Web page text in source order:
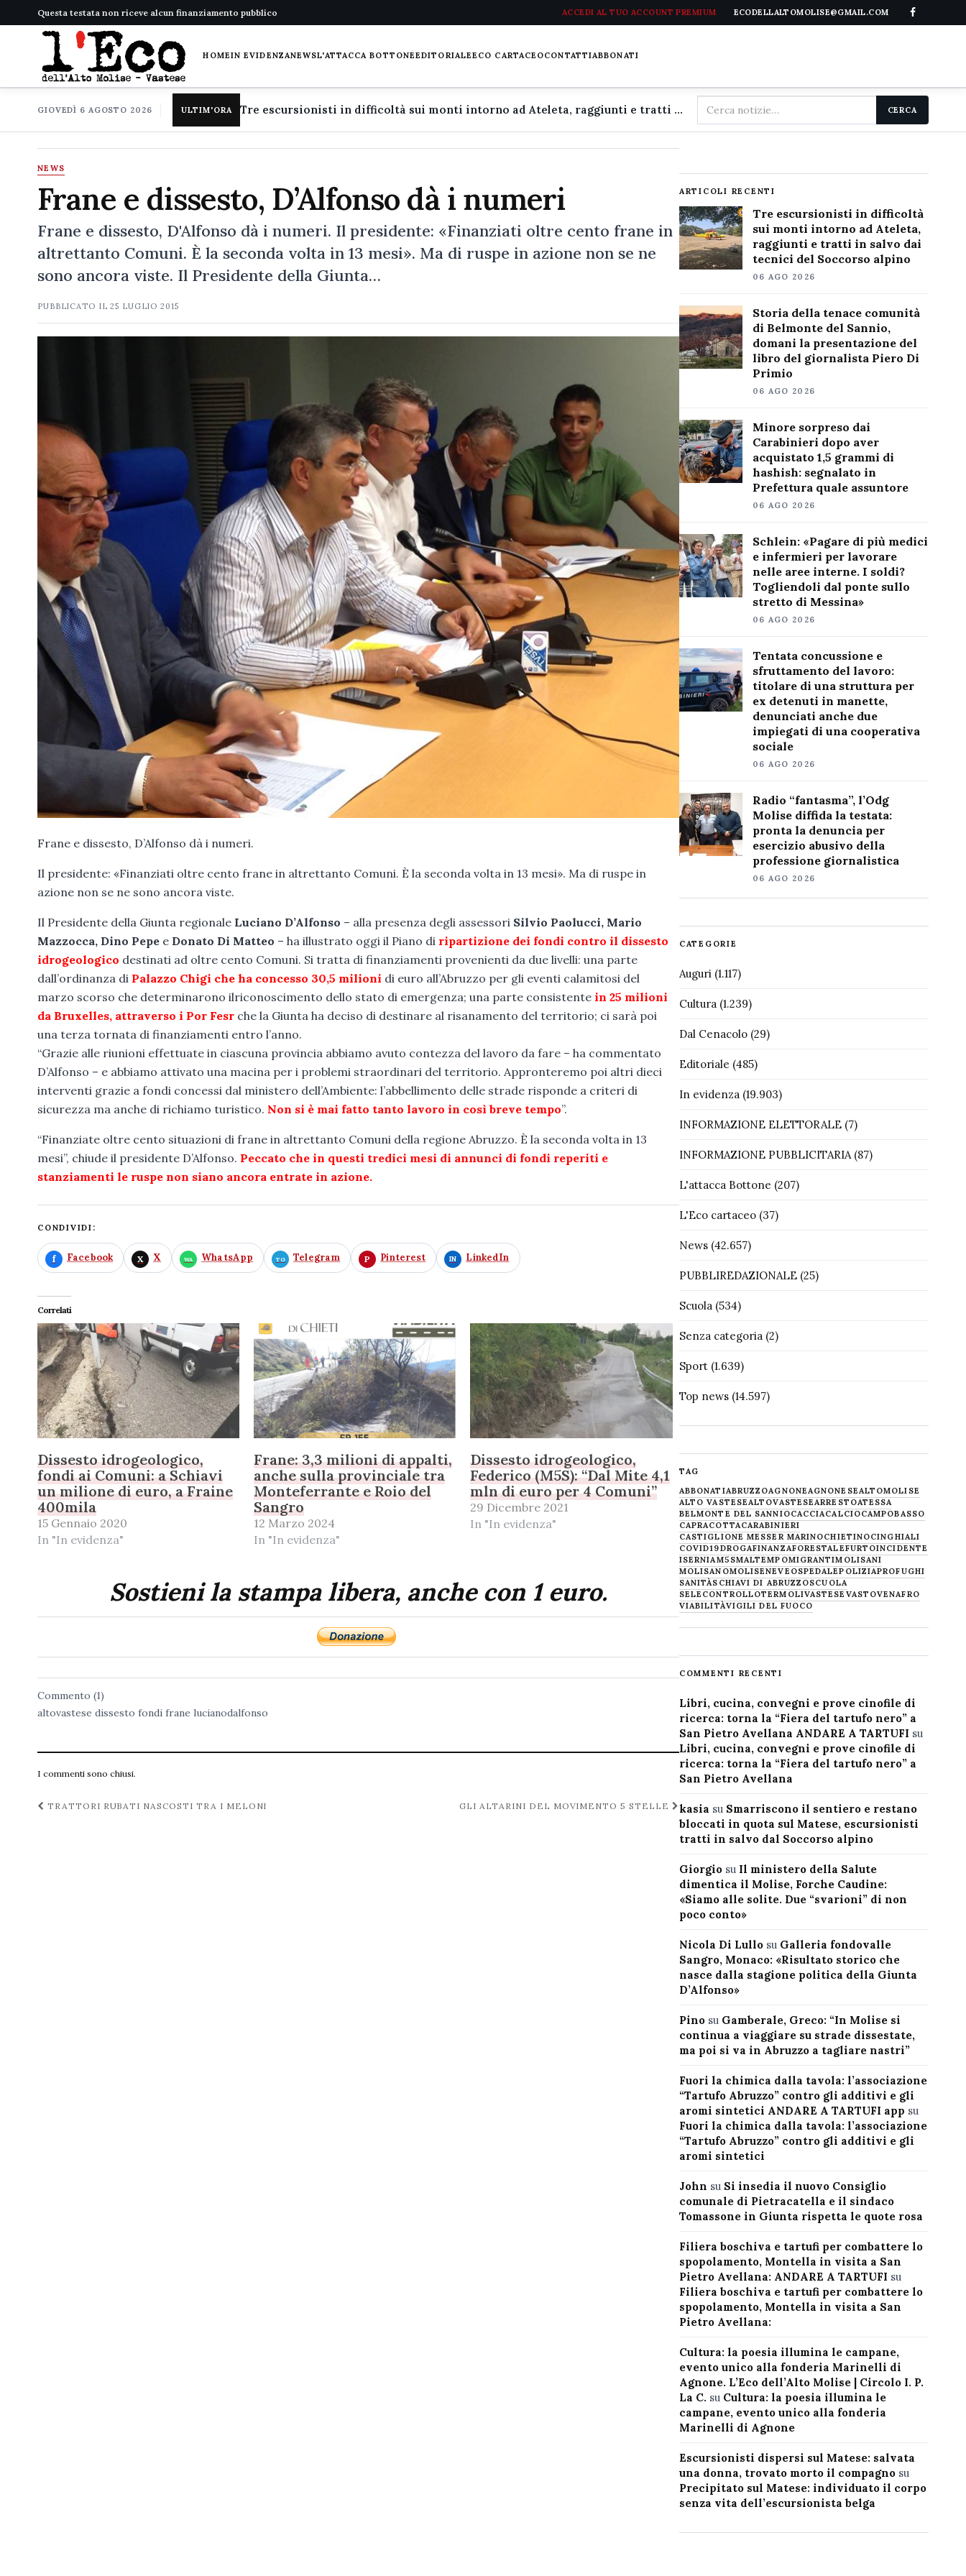
Questa testata non riceve alcun finanziamento pubblico ACCEDI AL TUO ACCOUNT PREMIUM ECODELLALTOMOLISE@GMAIL.COM
HOMEIN EVIDENZANEWSL'ATTACCA BOTTONEEDITORIALEECO CARTACEOCONTATTIABBONATI
GIOVEDÌ 6 AGOSTO 2026 ULTIM'ORA Tre escursionisti in difficoltà sui monti intorno ad Ateleta, raggiunti e tratti in salvo dai tecnici del Soccorso alpino
Cerca
nel
CERCA
NEWS
Frane e dissesto, D’Alfonso dà i numeri
Frane e dissesto, D'Alfonso dà i numeri. Il presidente: «Finanziati oltre cento frane in
altrettanto Comuni. È la seconda volta in 13 mesi». Ma di ruspe in azione non se ne
sono ancora viste. Il Presidente della Giunta…
PUBBLICATO IL25 LUGLIO 2015
Frane e dissesto, D’Alfonso dà i numeri.
Il presidente: «Finanziati oltre cento frane in altrettanto Comuni. È la seconda volta in 13 mesi». Ma di ruspe in
azione non se ne sono ancora viste.
Il Presidente della Giunta regionale Luciano D’Alfonso – alla presenza degli assessori Silvio Paolucci, Mario
Mazzocca, Dino Pepe e Donato Di Matteo – ha illustrato oggi il Piano di ripartizione dei fondi contro il dissesto
idrogeologico destinati ad oltre cento Comuni. Si tratta di finanziamenti provenienti da due livelli: una parte
dall’ordinanza di Palazzo Chigi che ha concesso 30,5 milioni di euro all’Abruzzo per gli eventi calamitosi del
marzo scorso che determinarono ilriconoscimento dello stato di emergenza; una parte consistente in 25 milioni
da Bruxelles, attraverso i Por Fesr che la Giunta ha deciso di destinare al risanamento del territorio; ci sarà poi
una terza tornata di finanziamenti entro l’anno.
“Grazie alle riunioni effettuate in ciascuna provincia abbiamo avuto contezza del lavoro da fare – ha commentato
D’Alfonso – e abbiamo attivato una macina per i problemi straordinari del territorio. Appronteremo poi altri dieci
interventi grazie a fondi concessi dal ministero dell’Ambiente: l’abbellimento delle strade risponde a criteri di
sicurezza ma anche di richiamo turistico. Non si è mai fatto tanto lavoro in così breve tempo”.
“Finanziate oltre cento situazioni di frane in altrettanto Comuni della regione Abruzzo. È la seconda volta in 13
mesi”, chiude il presidente D’Alfonso. Peccato che in questi tredici mesi di annunci di fondi reperiti e
stanziamenti le ruspe non siano ancora entrate in azione.
CONDIVIDI:
Facebook X WhatsApp Telegram Pinterest LinkedIn
Correlati
Dissesto idrogeologico,
fondi ai Comuni: a Schiavi
un milione di euro, a Fraine
400mila
15 Gennaio 2020
In "In evidenza"
Frane: 3,3 milioni di appalti,
anche sulla provinciale tra
Monteferrante e Roio del
Sangro
12 Marzo 2024
In "In evidenza"
Dissesto idrogeologico,
Federico (M5S): “Dal Mite 4,1
mln di euro per 4 Comuni”
29 Dicembre 2021
In "In evidenza"
Sostieni la stampa libera, anche con 1 euro.
Commento (1)
altovastese dissesto fondi frane lucianodalfonso
I commenti sono chiusi.
Navigazione
TRATTORI RUBATI NASCOSTI TRA I MELONI GLI ALTARINI DEL MOVIMENTO 5 STELLE
ARTICOLI RECENTI
Tre escursionisti in difficoltà
sui monti intorno ad Ateleta,
raggiunti e tratti in salvo dai
tecnici del Soccorso alpino
06 AGO 2026
Storia della tenace comunità
di Belmonte del Sannio,
domani la presentazione del
libro del giornalista Piero Di
Primio
06 AGO 2026
Minore sorpreso dai
Carabinieri dopo aver
acquistato 1,5 grammi di
hashish: segnalato in
Prefettura quale assuntore
06 AGO 2026
Schlein: «Pagare di più medici
e infermieri per lavorare
nelle aree interne. I soldi?
Togliendoli dal ponte sullo
stretto di Messina»
06 AGO 2026
Tentata concussione e
sfruttamento del lavoro:
titolare di una struttura per
ex detenuti in manette,
denunciati anche due
impiegati di una cooperativa
sociale
06 AGO 2026
Radio “fantasma”, l’Odg
Molise diffida la testata:
pronta la denuncia per
esercizio abusivo della
professione giornalistica
06 AGO 2026
CATEGORIE
Auguri(1.117)
Cultura(1.239)
Dal Cenacolo(29)
Editoriale (485)
In evidenza(19.903)
INFORMAZIONE ELETTORALE(7)
INFORMAZIONE PUBBLICITARIA(87)
L'attacca Bottone (207)
L'Eco cartaceo(37)
News(42.657)
PUBBLIREDAZIONALE(25)
Scuola(534)
Senza categoria(2)
Sport(1.639)
Top news(14.597)
TAG
ABBONATIABRUZZOAGNONEAGNONESEALTOMOLISE
ALTO VASTESEALTOVASTESEARRESTOATESSA
BELMONTE DEL SANNIOCACCIACALCIOCAMPOBASSO
CAPRACOTTACARABINIERI
CASTIGLIONE MESSER MARINOCHIETINOCINGHIALI
COVID19DROGAFINANZAFORESTALEFURTOINCIDENTE
ISERNIAM5SMALTEMPOMIGRANTIMOLISANI
MOLISANOMOLISENEVE OSPEDALEPOLIZIAPROFUGHI
SANITÀSCHIAVI DI ABRUZZOSCUOLA
SELECONTROLLOTERMOLIVASTESE VASTOVENAFRO
VIABILITÀVIGILI DEL FUOCO
COMMENTI RECENTI
Libri, cucina, convegni e prove cinofile di
ricerca: torna la “Fiera del tartufo nero” a
San Pietro Avellana ANDARE A TARTUFI su
Libri, cucina, convegni e prove cinofile di
ricerca: torna la “Fiera del tartufo nero” a
San Pietro Avellana
kasia su Smarriscono il sentiero e restano
bloccati in quota sul Matese, escursionisti
tratti in salvo dal Soccorso alpino
Giorgiosu Il ministero della Salute
dimentica il Molise, Forche Caudine:
«Siamo alle solite. Due “svarioni” di non
poco conto»
Nicola Di Lullosu Galleria fondovalle
Sangro, Monaco: «Risultato storico che
nasce dalla stagione politica della Giunta
D’Alfonso»
Pinosu Gamberale, Greco: “In Molise si
continua a viaggiare su strade dissestate,
ma poi si va in Abruzzo a tagliare nastri”
Fuori la chimica dalla tavola: l’associazione
“Tartufo Abruzzo” contro gli additivi e gli
aromi sintetici ANDARE A TARTUFI app su
Fuori la chimica dalla tavola: l’associazione
“Tartufo Abruzzo” contro gli additivi e gli
aromi sintetici
John su Si insedia il nuovo Consiglio
comunale di Pietracatella e il sindaco
Tomassone in Giunta rispetta le quote rosa
Filiera boschiva e tartufi per combattere lo
spopolamento, Montella in visita a San
Pietro Avellana: ANDARE A TARTUFI su
Filiera boschiva e tartufi per combattere lo
spopolamento, Montella in visita a San
Pietro Avellana:
Cultura: la poesia illumina le campane,
evento unico alla fonderia Marinelli di
Agnone. L’Eco dell’Alto Molise | Circolo I. P.
La C. su Cultura: la poesia illumina le
campane, evento unico alla fonderia
Marinelli di Agnone
Escursionisti dispersi sul Matese: salvata
una donna, trovato morto il compagnosu
Precipitato sul Matese: individuato il corpo
senza vita dell’escursionista belga